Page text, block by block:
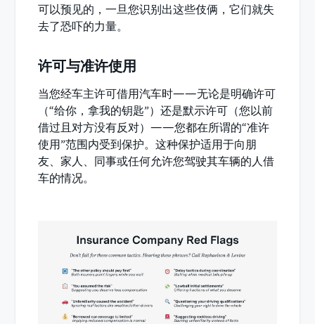
可以预见的，一旦您识别出这些伎俩，它们就失
去了恐吓的力量。
许可与准许使用
当您经车主许可借用汽车时——无论是明确许可
（“给你，拿我的钥匙”）还是默示许可（您以前
借过且对方没有反对）——您都在所谓的“准许
使用”范围内受到保护。这种保护适用于向朋
友、家人、同事或任何允许您驾驶其车辆的人借
车的情况。